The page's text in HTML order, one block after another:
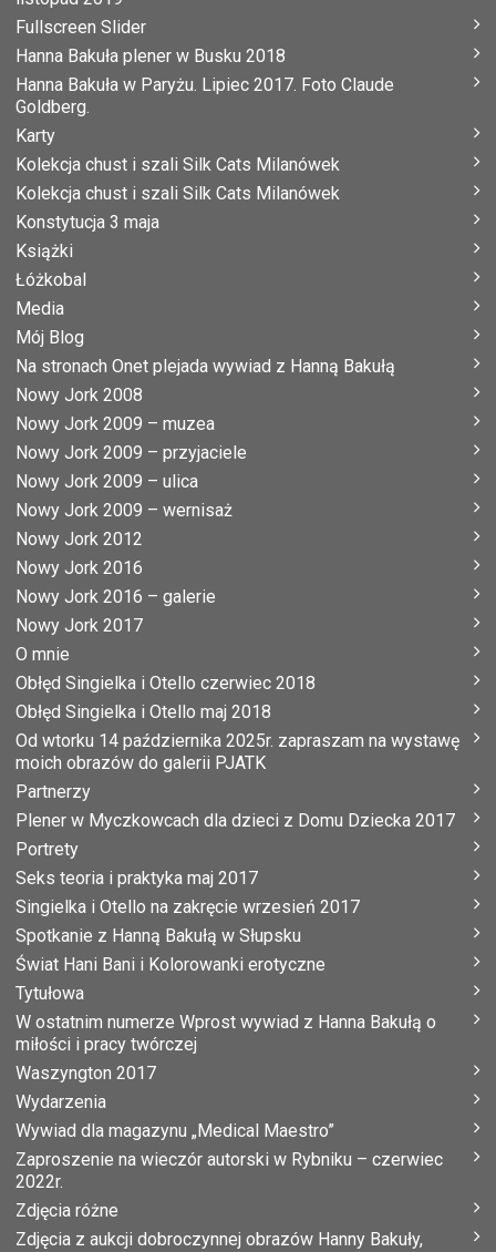
Fullscreen Slider
Hanna Bakuła plener w Busku 2018
Hanna Bakuła w Paryżu. Lipiec 2017. Foto Claude
Goldberg.
Karty
Kolekcja chust i szali Silk Cats Milanówek
Kolekcja chust i szali Silk Cats Milanówek
Konstytucja 3 maja
Książki
Łóżkobal
Media
Mój Blog
Na stronach Onet plejada wywiad z Hanną Bakułą
Nowy Jork 2008
Nowy Jork 2009 – muzea
Nowy Jork 2009 – przyjaciele
Nowy Jork 2009 – ulica
Nowy Jork 2009 – wernisaż
Nowy Jork 2012
Nowy Jork 2016
Nowy Jork 2016 – galerie
Nowy Jork 2017
O mnie
Obłęd Singielka i Otello czerwiec 2018
Obłęd Singielka i Otello maj 2018
Od wtorku 14 października 2025r. zapraszam na wystawę
moich obrazów do galerii PJATK
Partnerzy
Plener w Myczkowcach dla dzieci z Domu Dziecka 2017
Portrety
Seks teoria i praktyka maj 2017
Singielka i Otello na zakręcie wrzesień 2017
Spotkanie z Hanną Bakułą w Słupsku
Świat Hani Bani i Kolorowanki erotyczne
Tytułowa
W ostatnim numerze Wprost wywiad z Hanna Bakułą o
miłości i pracy twórczej
Waszyngton 2017
Wydarzenia
Wywiad dla magazynu „Medical Maestro”
Zaproszenie na wieczór autorski w Rybniku – czerwiec
2022r.
Zdjęcia różne
Zdjęcia z aukcji dobroczynnej obrazów Hanny Bakuły,